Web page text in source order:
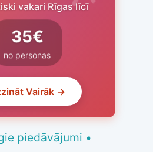
vakari Rīgas līcī
35€
no personas
Vairāk →
piedāvājumi •